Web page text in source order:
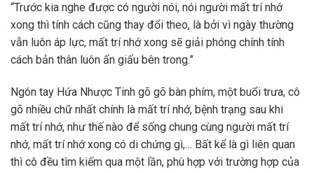
“Trước kia nghe được có người nói, nói người mất trí nhớ
xong thì tính cách cũng thay đổi theo, là bởi vì ngày thường
vẫn luôn áp lực, mất trí nhớ xong sẽ giải phóng chính tính
cách bản thân luôn ấn giấu bên trong.”
Ngón tay Hứa Nhược Tinh gõ gõ bàn phím, một buổi trưa, cô
gõ nhiều chữ nhất chính là mất trí nhớ, bệnh trạng sau khi
mất trí nhớ, như thế nào để sống chung cùng người mất trí
nhớ, mất trí nhớ xong có di chứng gì,… Bất kể là gì liên quan
thì cô đều tìm kiếm qua một lần, phù hợp với trường hợp của